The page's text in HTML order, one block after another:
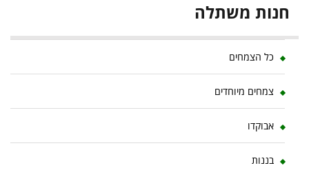
חנות משתלה
כל הצמחים
צמחים מיוחדים
אבוקדו
בננות